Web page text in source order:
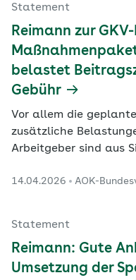
Statement
Reimann zur
belastet
Gebühr
Vor allem die
zusätzliche
Arbeitgeber sind aus
14.04.2026 AOK-
Statement
Reimann: Gute
Umsetzung der